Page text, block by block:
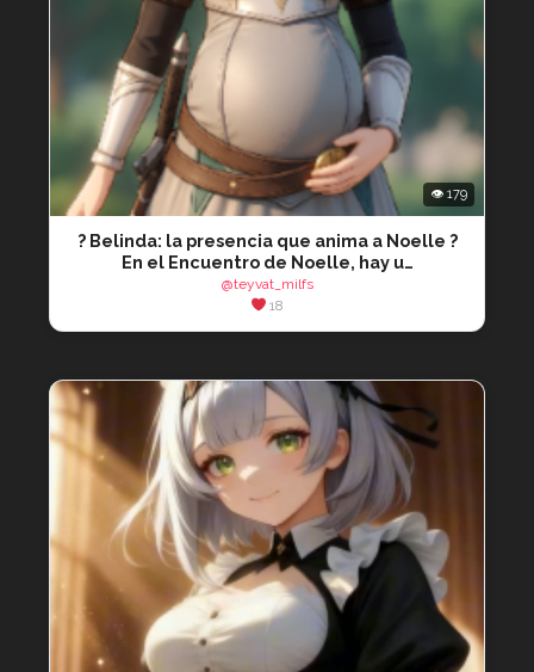
👁 179
? Belinda: la presencia que anima a Noelle ?
En el Encuentro de Noelle, hay u…
@teyvat_milfs
18